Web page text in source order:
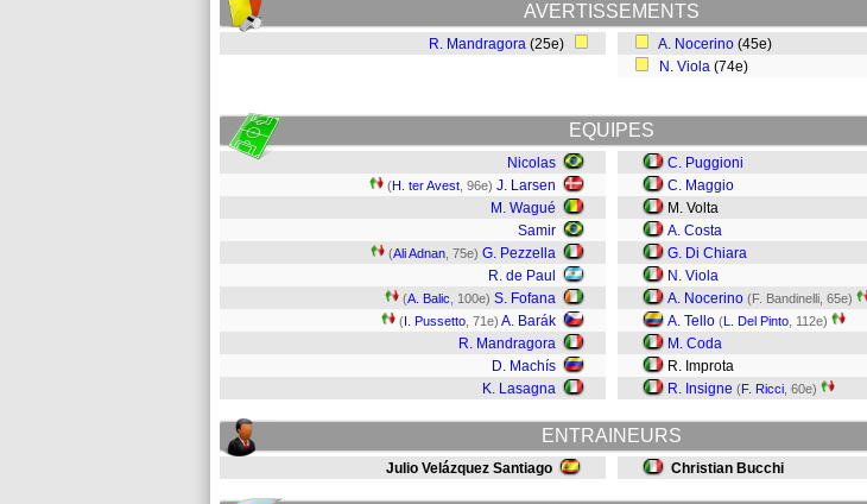
AVERTISSEMENTS
R. Mandragora (25e) A. Nocerino (45e)
N. Viola (74e)
EQUIPES
Nicolas
(H. ter Avest , 96e) J. Larsen
M. Wagué
Samir
(Ali Adnan , 75e) G. Pezzella
R. de Paul
(A. Balic , 100e) S. Fofana
(I. Pussetto , 71e) A. Barák
R. Mandragora
D. Machís
K. Lasagna
C. Puggioni
C. Maggio
M. Volta
A. Costa
G. Di Chiara
N. Viola
A. Nocerino (F. Bandinelli, 65e)
A. Tello (L. Del Pinto , 112e)
M. Coda
R. Improta
R. Insigne (F. Ricci , 60e)
ENTRAINEURS
Julio Velázquez Santiago Christian Bucchi